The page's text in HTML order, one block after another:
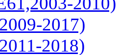
2017)
2018)